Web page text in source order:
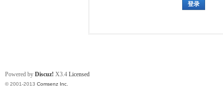
登录
Powered by Discuz! X3.4 Licensed
© 2001-2013 Comsenz Inc.